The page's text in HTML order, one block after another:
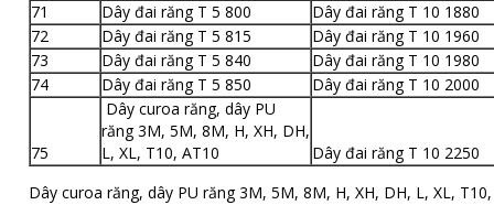
71
Dây đai răng T 5 800
Dây đai răng T 10 1880
72
Dây đai răng T 5 815
Dây đai răng T 10 1960
73
Dây đai răng T 5 840
Dây đai răng T 10 1980
74
Dây đai răng T 5 850 Dây đai răng T 10 2000
75
Dây curoa răng, dây PU
răng 3M, 5M, 8M, H, XH, DH,
L, XL, T10, AT10
Dây đai răng T 10 2250
Dây curoa răng, dây PU răng 3M, 5M, 8M, H, XH, DH, L, XL,